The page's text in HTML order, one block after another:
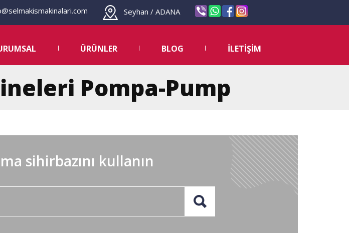
Seyhan / ADANA
ÜRÜNLER BLOG İLETİŞİM
Pompa-Pump
sihirbazını kullanın